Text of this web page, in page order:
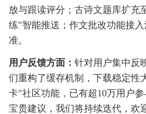
放与跟读评分；古诗文题库扩充
练"智能推送；作文批改功能接
准。
用户反馈方面： 针对用户集中反
们重构了缓存机制，下载稳定性
卡"社区功能，已有超10万用户
宝贵建议，我们将持续迭代，欢